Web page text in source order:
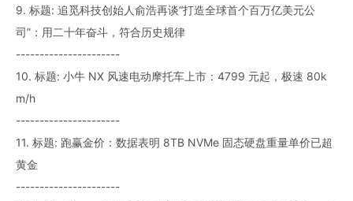
9. 标题: 追觅科技创始人俞浩再谈“打造全球首个百万亿美元公
司”：用二十年奋斗，符合历史规律
----------------------
10. 标题: 小牛 NX 风速电动摩托车上市：4799 元起，极速 80k
m/h
----------------------
11. 标题: 跑赢金价：数据表明 8TB NVMe 固态硬盘重量单价已超
黄金
----------------------